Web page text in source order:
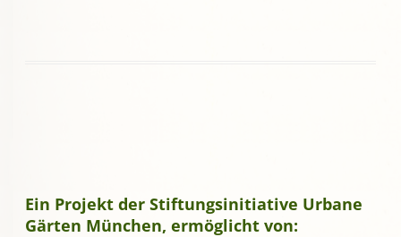
Ein Projekt der Stiftungsinitiative Urbane
Gärten München, ermöglicht von: